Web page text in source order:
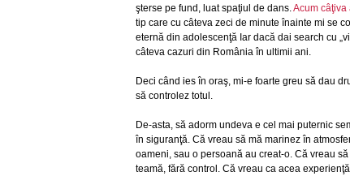
şterse pe fund, luat spaţiul de dans.Acum câţiva
tip care cu câteva zeci de minute înainte mi se
eternă din adolescenţă Iar dacă dai search cu
câteva cazuri din România în ultimii ani.
Deci când ies în oraş, mi-e foarte greu să dau
să controlez totul.
De-asta, să adorm undeva e cel mai puternic
în siguranţă. Că vreau să mă marinez în
oameni, sau o persoană au creat-o. Că vreau
teamă, fără control. Că vreau ca acea